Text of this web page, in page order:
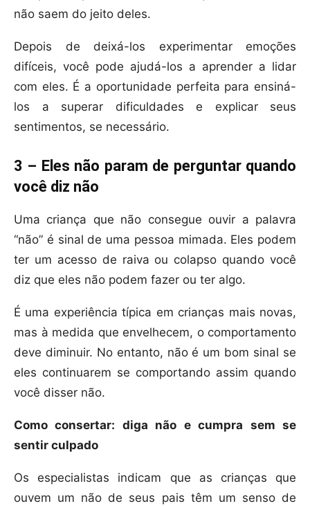
não saem do jeito deles.
Depois de deixá-los experimentar emoções
difíceis, você pode ajudá-los a aprender a lidar
com eles. É a oportunidade perfeita para ensiná-
los a superar dificuldades e explicar seus
sentimentos, se necessário.
3 – Eles não param de perguntar quando
você diz não
Uma criança que não consegue ouvir a palavra
“não” é sinal de uma pessoa mimada. Eles podem
ter um acesso de raiva ou colapso quando você
diz que eles não podem fazer ou ter algo.
É uma experiência típica em crianças mais novas,
mas à medida que envelhecem, o comportamento
deve diminuir. No entanto, não é um bom sinal se
eles continuarem se comportando assim quando
você disser não.
Como consertar: diga não e cumpra sem se
sentir culpado
Os especialistas indicam que as crianças que
ouvem um não de seus pais têm um senso de